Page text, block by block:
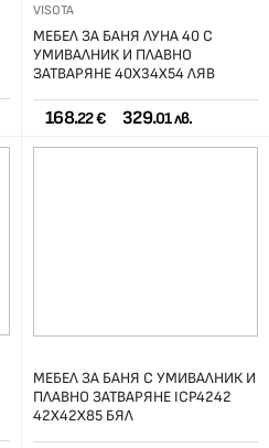
VISOTA
МЕБЕЛ ЗА БАНЯ ЛУНА 40 С
УМИВАЛНИК И ПЛАВНО
ЗАТВАРЯНЕ 40Х34Х54 ЛЯВ
168.22 € 329.01 лв.
МЕБЕЛ ЗА БАНЯ С УМИВАЛНИК И
ПЛАВНО ЗАТВАРЯНЕ ICP4242
42Х42Х85 БЯЛ